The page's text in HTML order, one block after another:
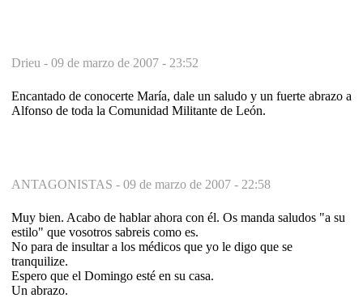
Drieu - 09 de marzo de 2007 - 23:52
Encantado de conocerte María, dale un saludo y un fuerte abrazo a
Alfonso de toda la Comunidad Militante de León.
ANTAGONISTAS - 09 de marzo de 2007 - 22:58
Muy bien. Acabo de hablar ahora con él. Os manda saludos "a su
estilo" que vosotros sabreis como es.
No para de insultar a los médicos que yo le digo que se
tranquilize.
Espero que el Domingo esté en su casa.
Un abrazo.